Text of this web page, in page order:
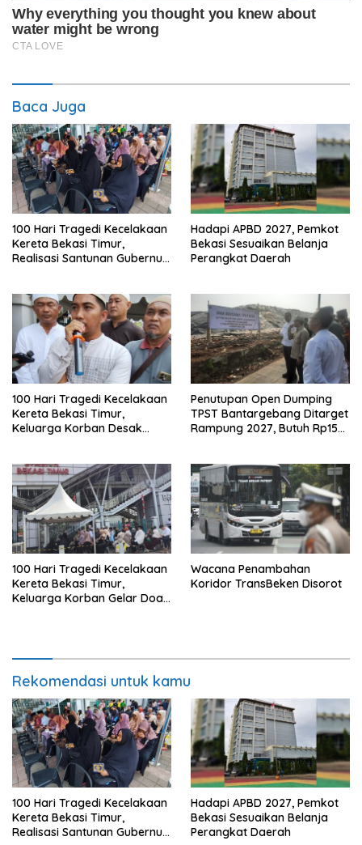
Baca Juga
100 Hari Tragedi Kecelakaan
Kereta Bekasi Timur,
Realisasi Santunan Gubernur
Hadapi APBD 2027, Pemkot
Bekasi Sesuaikan Belanja
Perangkat Daerah
100 Hari Tragedi Kecelakaan
Kereta Bekasi Timur,
Keluarga Korban Desak
Penutupan Open Dumping
TPST Bantargebang Ditarget
Rampung 2027, Butuh Rp150
100 Hari Tragedi Kecelakaan
Kereta Bekasi Timur,
Keluarga Korban Gelar Doa
Wacana Penambahan
Koridor TransBeken Disorot
Rekomendasi untuk kamu
100 Hari Tragedi Kecelakaan
Kereta Bekasi Timur,
Realisasi Santunan Gubernur
Hadapi APBD 2027, Pemkot
Bekasi Sesuaikan Belanja
Perangkat Daerah